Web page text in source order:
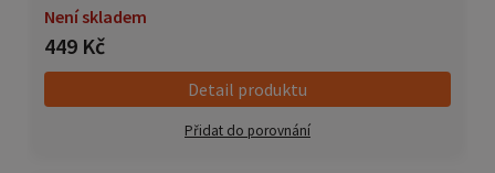
Není skladem
449 Kč
Detail produktu
Přidat do porovnání